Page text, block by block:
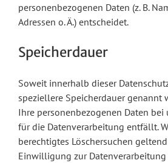
personenbezogenen Daten (z. B.
Adressen o. Ä.) entscheidet.
Speicherdauer
Soweit innerhalb dieser
speziellere Speicherdauer genannt
Ihre personenbezogenen Daten bei
für die Datenverarbeitung entfällt.
berechtigtes Löschersuchen
Einwilligung zur